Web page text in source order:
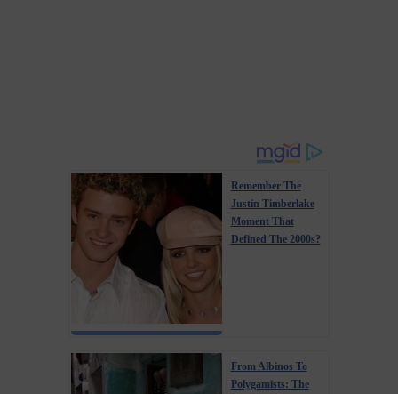
Remember The
Justin Timberlake
Moment That
Defined The 2000s?
From Albinos To
Polygamists: The